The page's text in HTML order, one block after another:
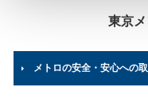
東京
メトロの安全・安心への